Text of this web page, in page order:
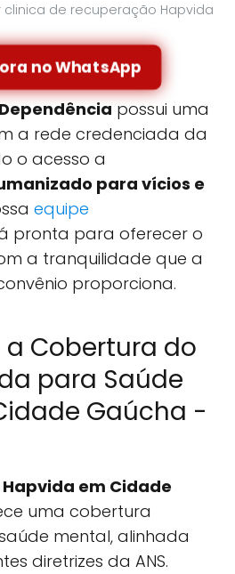
clinica de recuperação Hapvida
no WhatsApp
possui uma
a rede credenciada da
o acesso a
para vícios e
equipe
pronta para oferecer o
a tranquilidade que a
proporciona.
a Cobertura do
para Saúde
Gaúcha -
em Cidade
uma cobertura
mental, alinhada
diretrizes da ANS.